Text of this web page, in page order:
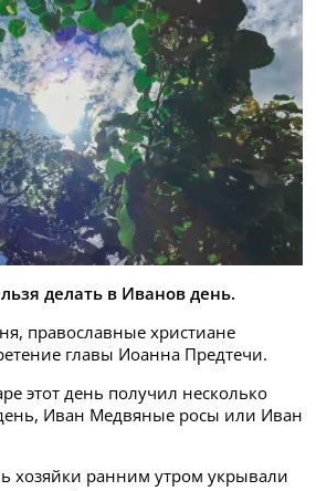
делать в Иванов день.
православные христиане
главы Иоанна Предтечи.
этот день получил несколько
Иван Медвяные росы или Иван
хозяйки ранним утром укрывали